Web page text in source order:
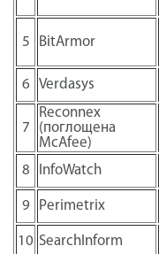
5 BitArmor
6
Verdasys
7
Reconnex
(поглощена
McAfee)
8 InfoWatch
9
Perimetrix
10 SearchInform